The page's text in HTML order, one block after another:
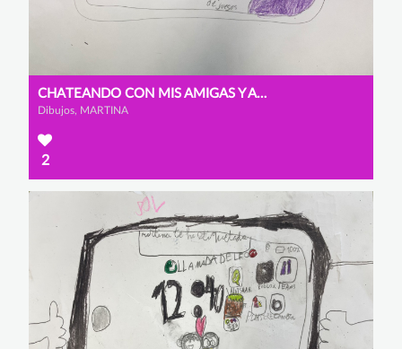
CHATEANDO CON MIS AMIGAS Y AMIGOS
Dibujos, MARTINA
2